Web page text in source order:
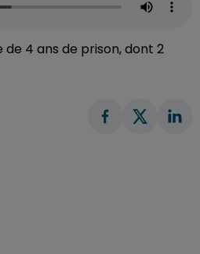
de 4 ans de prison, dont 2